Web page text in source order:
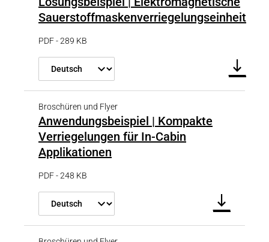
Sauerstoffmaskenverriegelungseinheit
PDF - 289 KB
Broschüren und Flyer
Anwendungsbeispiel | Kompakte
Verriegelungen für In-Cabin
Applikationen
PDF - 248 KB